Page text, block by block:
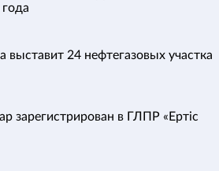
выставит 24 нефтегазовых участка
зарегистрирован в ГЛПР «Ертіс